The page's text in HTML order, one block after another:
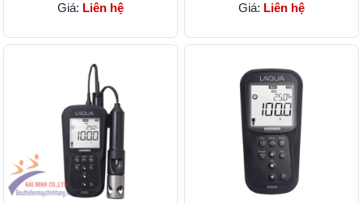
Giá: Liên hệ Giá: Liên hệ